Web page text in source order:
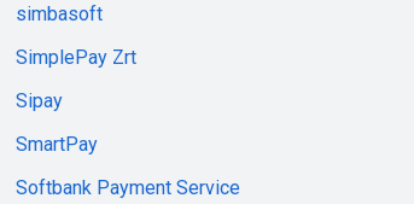
simbasoft
SimplePay Zrt
Sipay
SmartPay
Softbank Payment Service